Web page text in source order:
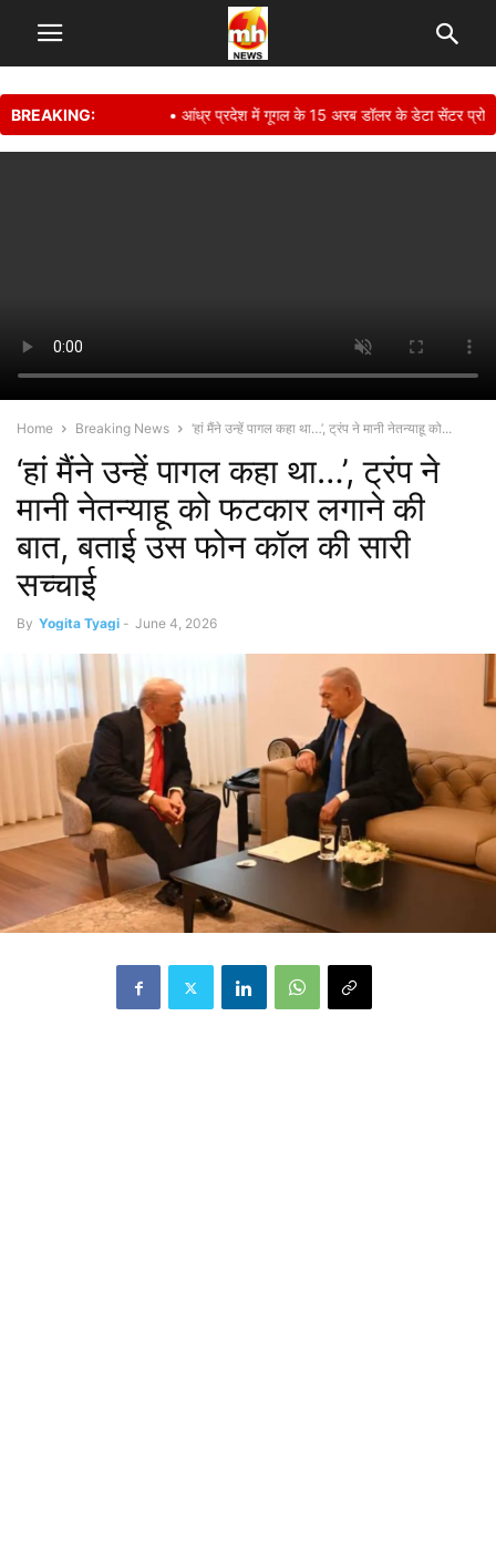
BREAKING: • आंध्र प्रदेश में गूगल के 15 अरब डॉलर के डेटा सेंटर प्रोजेक्ट
Home Breaking News ‘हां मैंने उन्हें पागल कहा था…’, ट्रंप ने मानी नेतन्याहू को...
‘हां मैंने उन्हें पागल कहा था…’, ट्रंप ने
मानी नेतन्याहू को फटकार लगाने की
बात, बताई उस फोन कॉल की सारी
सच्चाई
By Yogita Tyagi - June 4, 2026